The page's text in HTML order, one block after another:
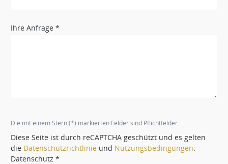
Ihre Anfrage *
Die mit einem Stern (*) markierten Felder sind Pflichtfelder.
Diese Seite ist durch reCAPTCHA geschützt und es gelten
die Datenschutzrichtlinie und Nutzungsbedingungen
Datenschutz *